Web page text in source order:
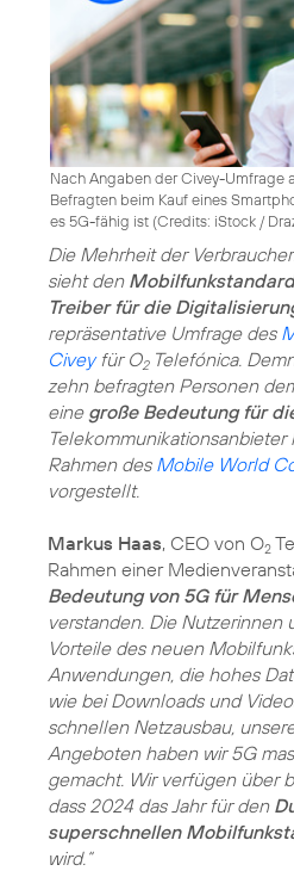
Nach Angaben der Civey-Umfrage
Befragten beim Kauf eines
es 5G-fähig ist (Credits: iStock /
Die Mehrheit der
sieht den
Treiber für die
repräsentative Umfrage des
Civeyfür O2Telefónica.
zehn befragten Personen
eine große Bedeutung für
Telekommunikationsanbieter
Rahmen des Mobile World
vorgestellt.
Markus Haas, CEO von O2
Rahmen einer
Bedeutung von 5G für
verstanden. Die Nutzerinnen
Vorteile des neuen
Anwendungen, die hohes
wie bei Downloads und
schnellen Netzausbau,
Angeboten haben wir 5G
gemacht. Wir verfügen über
dass 2024 das Jahr für den
superschnellen
wird.“